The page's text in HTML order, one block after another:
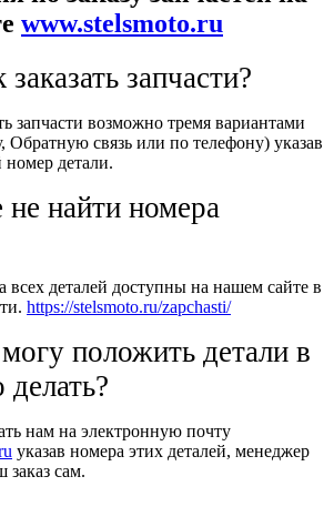
www.stelsmoto.ru
запчасти?
запчасти возможно тремя вариантами
Обратную связь или по телефону) указав
детали.
найти номера
всех деталей доступны на нашем сайте в
https://stelsmoto.ru/zapchasti/
положить детали в
делать?
нам на электронную почту
указав номера этих деталей, менеджер
заказ сам.